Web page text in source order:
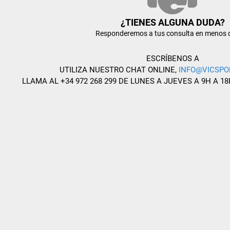
¿TIENES ALGUNA DUDA?
Responderemos a tus consulta en menos
ESCRÍBENOS A
UTILIZA NUESTRO CHAT ONLINE,
LLAMA AL +34 972 268 299 DE LUNES A JUEVES A 9H A